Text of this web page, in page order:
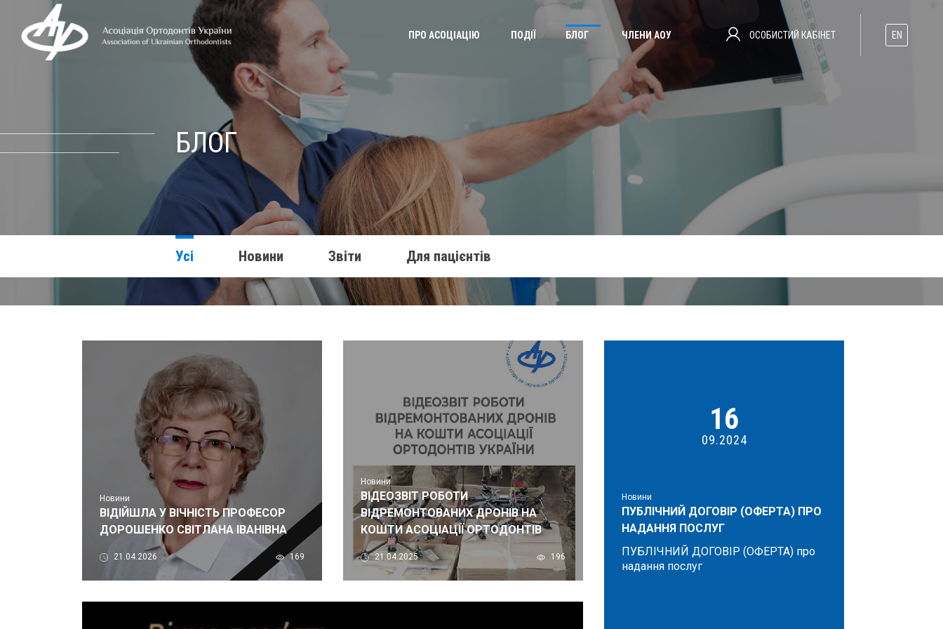
ПРО АСОЦІАЦІЮ ПОДІЇ БЛОГ ЧЛЕНИ АОУ ОСОБИСТИЙ КАБІНЕТ EN
БЛОГ
Усі Новини Звіти Для пацієнтів
Новини
ВІДІЙШЛА У ВІЧНІСТЬ ПРОФЕСОР
ДОРОШЕНКО СВІТЛАНА ІВАНІВНА
21.04.2026 169
Новини
ВІДЕОЗВІТ РОБОТИ
ВІДРЕМОНТОВАНИХ ДРОНІВ НА
КОШТИ АСОЦІАЦІЇ ОРТОДОНТІВ
УКРАЇНИ
21.04.2025 196
16
09.2024
Новини
ПУБЛІЧНИЙ ДОГОВІР (ОФЕРТА) ПРО
НАДАННЯ ПОСЛУГ
ПУБЛІЧНИЙ ДОГОВІР (ОФЕРТА) про
надання послуг